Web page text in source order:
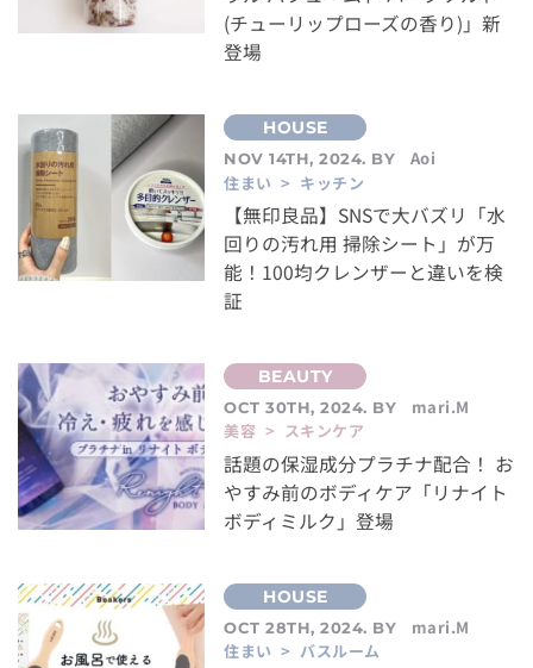
(チューリップローズの香り)」新
登場
NOV 14TH, 2024. BY
Aoi
住まい > キッチン
【無印良品】SNSで大バズリ「水
回りの汚れ用 掃除シート」が万
能！100均クレンザーと違いを検
証
OCT 30TH, 2024. BY
mari.M
美容 > スキンケア
話題の保湿成分プラチナ配合！ お
やすみ前のボディケア「リナイト
ボディミルク」登場
OCT 28TH, 2024. BY
mari.M
住まい > バスルーム